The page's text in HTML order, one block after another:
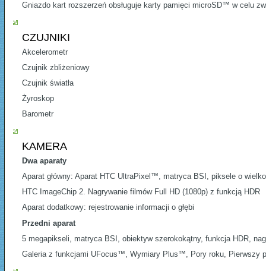
Gniazdo kart rozszerzeń obsługuje karty pamięci microSD™ w celu
CZUJNIKI
Akcelerometr
Czujnik zbliżeniowy
Czujnik światła
Żyroskop
Barometr
KAMERA
Dwa aparaty
Aparat główny: Aparat HTC UltraPixel™, matryca BSI, piksele o
HTC ImageChip 2. Nagrywanie filmów Full HD (1080p) z funkcją HDR
Aparat dodatkowy: rejestrowanie informacji o głębi
Przedni aparat
5 megapikseli, matryca BSI, obiektyw szerokokątny, funkcja HDR,
Galeria z funkcjami UFocus™, Wymiary Plus™, Pory roku, Pierwszy